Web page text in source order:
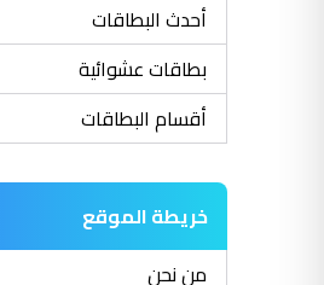
أحدث البطاقات
بطاقات عشوائية
أقسام البطاقات
خريطة الموقع
من نحن